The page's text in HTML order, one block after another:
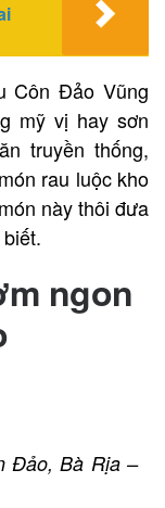
Côn Đảo Vũng
mỹ vị hay sơn
truyền thống,
rau luộc kho
này thôi đưa
ngon
Đảo, Bà Rịa –